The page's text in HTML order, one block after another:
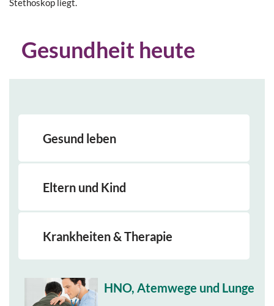
Gesundheit heute
Gesund leben
Eltern und Kind
Krankheiten & Therapie
HNO, Atemwege und Lunge